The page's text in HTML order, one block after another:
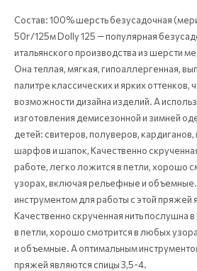
Состав: 100% шерсть безусадочная
50г/125м Dolly 125 — популярная
итальянского производства из шерсти
Она теплая, мягкая, гипоаллергенная,
палитре классических и ярких оттенков,
возможности дизайна изделий. А
изготовления демисезонной и зимней
детей: свитеров, полуверов, кардиганов,
шарфов и шапок, Качественно
работе, легко ложится в петли, хорошо
узорах, включая рельефные и
инструментом для работы с этой пряжей
Качественно скрученная нить послушна
в петли, хорошо смотрится в любых
и объемные. А оптимальным
пряжей являются спицы 3,5-4.